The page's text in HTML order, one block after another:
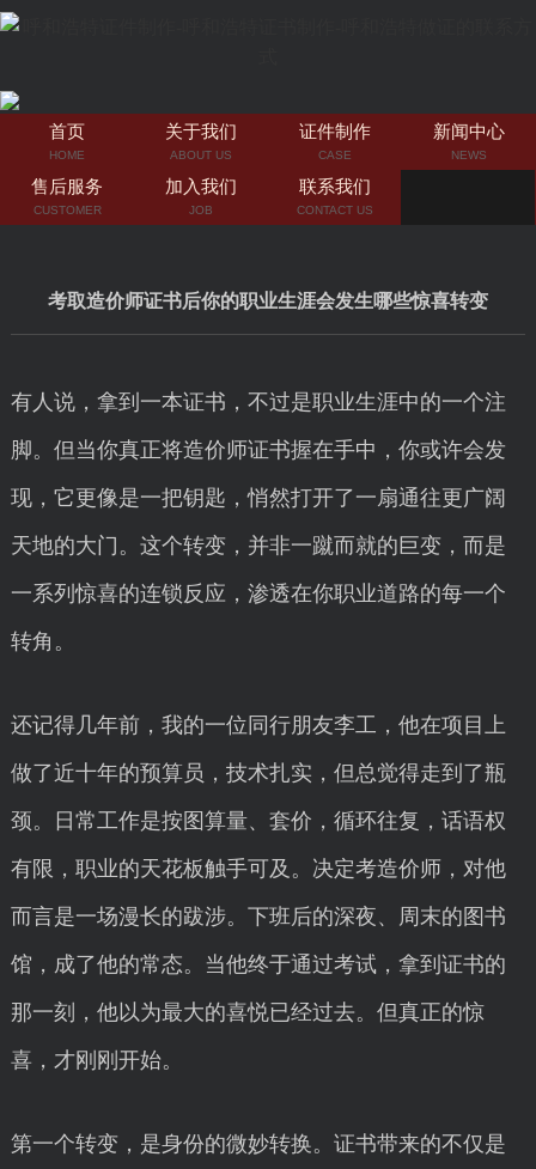
首页
HOME
关于我们
ABOUT US
证件制作
CASE
新闻中心
NEWS
售后服务
CUSTOMER
加入我们
JOB
联系我们
CONTACT US
考取造价师证书后你的职业生涯会发生哪些惊喜转变
有人说，拿到一本证书，不过是职业生涯中的一个注
脚。但当你真正将造价师证书握在手中，你或许会发
现，它更像是一把钥匙，悄然打开了一扇通往更广阔
天地的大门。这个转变，并非一蹴而就的巨变，而是
一系列惊喜的连锁反应，渗透在你职业道路的每一个
转角。
还记得几年前，我的一位同行朋友李工，他在项目上
做了近十年的预算员，技术扎实，但总觉得走到了瓶
颈。日常工作是按图算量、套价，循环往复，话语权
有限，职业的天花板触手可及。决定考造价师，对他
而言是一场漫长的跋涉。下班后的深夜、周末的图书
馆，成了他的常态。当他终于通过考试，拿到证书的
那一刻，他以为最大的喜悦已经过去。但真正的惊
喜，才刚刚开始。
第一个转变，是身份的微妙转换。证书带来的不仅是